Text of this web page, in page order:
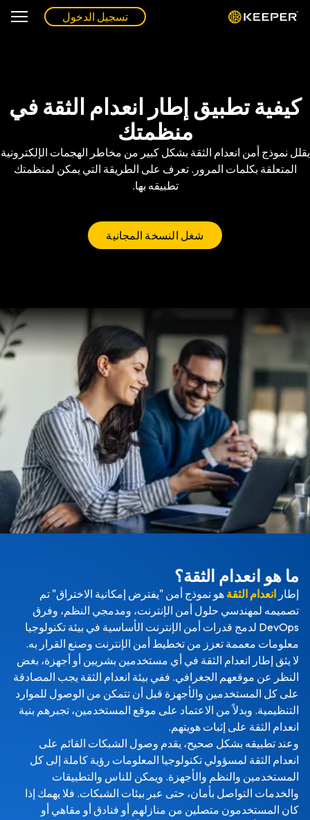
تسجيل الدخول
كيفية تطبيق إطار انعدام الثقة في
منظمتك
يقلل نموذج أمن انعدام الثقة بشكل كبير من مخاطر الهجمات الإلكترونية
المتعلقة بكلمات المرور. تعرف على الطريقة التي يمكن لمنظمتك
تطبيقه بها.
شغل النسخة المجانية
ما هو انعدام الثقة؟
إطار انعدام الثقة هو نموذج أمن "يفترض إمكانية الاختراق" تم
تصميمه لمهندسي حلول أمن الإنترنت، ومدمجي النظم، وفرق
DevOps لدمج قدرات أمن الإنترنت الأساسية في بيئة تكنولوجيا
معلومات معممة تعزز من تخطيط أمن الإنترنت وصنع القرار به.
لا يثق إطار انعدام الثقة في أي مستخدمين بشريين أو أجهزة، بغض
النظر عن موقعهم الجغرافي. ففي بيئة انعدام الثقة يجب المصادقة
على كل المستخدمين والأجهزة قبل أن تتمكن من الوصول للموارد
التنظيمية. وبدلاً من الاعتماد على موقع المستخدمين، تجبرهم بنية
انعدام الثقة على إثبات هويتهم.
وعند تطبيقه بشكل صحيح، يقدم وصول الشبكات القائم على
انعدام الثقة لمسؤولي تكنولوجيا المعلومات رؤية كاملة إلى كل
المستخدمين والنظم والأجهزة. ويمكن للناس والتطبيقات
والخدمات التواصل بأمان، حتى عبر بيئات الشبكات. فلا يهمك إذا
كان المستخدمون متصلين من منازلهم أو فنادق أو مقاهي أو